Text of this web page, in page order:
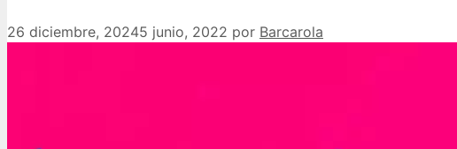
26 diciembre, 20245 junio, 2022 por Barcarola